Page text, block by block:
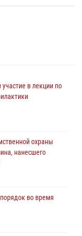
в лекции по
охраны
нанесшего
во время